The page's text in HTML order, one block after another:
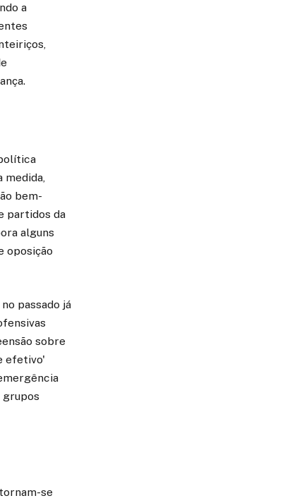
a
bem-
partidos da
alguns
oposição
passado já
sobre
efetivo'
grupos
se